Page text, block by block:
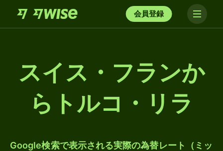
会員登録
スイス・フランか
らトルコ・リラ
Google検索で表示される実際の為替レート（ミッ